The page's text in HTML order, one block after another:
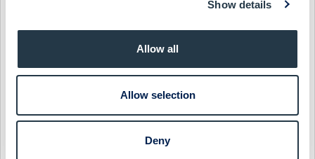
Show details
Allow all
Allow selection
Deny
Show original from Cision